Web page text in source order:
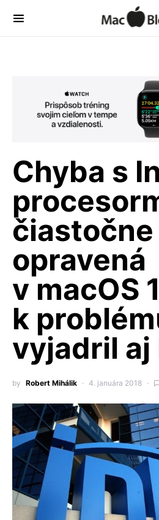
Chyba s
čiastočne
opravená
v macOS
k
vyjadril aj
by Robert Mihálik 4. januára 2018